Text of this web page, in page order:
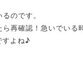
のです。
再確認！急いでいる
すよね♪